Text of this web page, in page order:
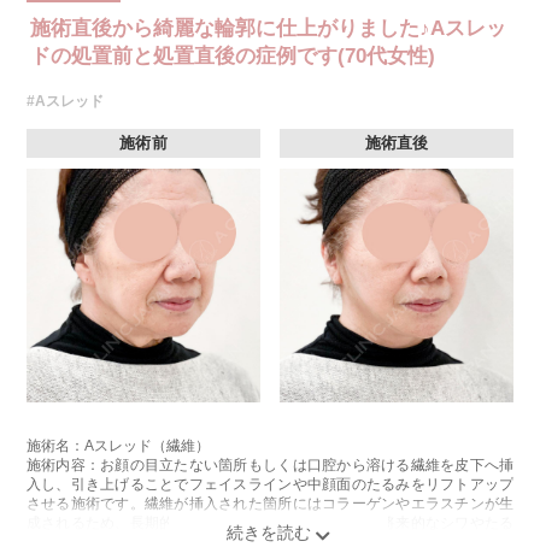
施術直後から綺麗な輪郭に仕上がりました♪Aスレッ
ドの処置前と処置直後の症例です(70代女性)
#Aスレッド
施術前 施術直後
施術名：Aスレッド（繊維）
施術内容：お顔の目立たない箇所もしくは口腔から溶ける繊維を皮下へ挿
入し、引き上げることでフェイスラインや中顔面のたるみをリフトアップ
させる施術です。繊維が挿入された箇所にはコラーゲンやエラスチンが生
成されるため、長期的な美肌効果、肌質の改善効果、将来的なシワやたる
みの予防効果が期待できます。